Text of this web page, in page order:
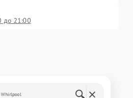
до 21:00
Whirlpool